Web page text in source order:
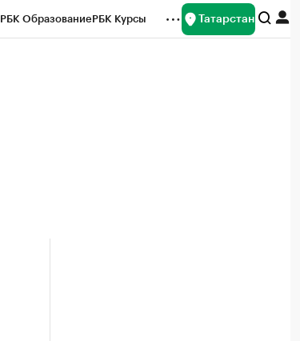
РБК ОбразованиеРБК Курсы Татарстан